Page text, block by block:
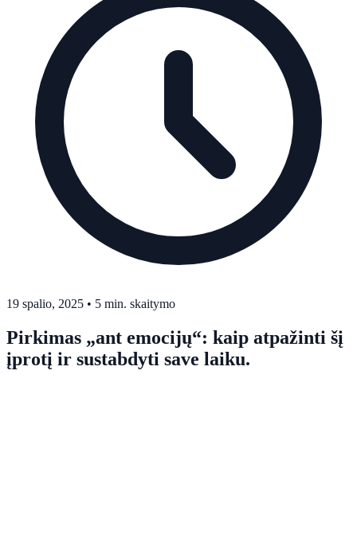
19 spalio, 2025 • 5 min. skaitymo
Pirkimas „ant emocijų“: kaip atpažinti šį
įprotį ir sustabdyti save laiku.